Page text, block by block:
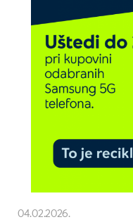
04.02.2026.